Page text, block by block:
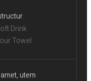
Drink
Towel
utem